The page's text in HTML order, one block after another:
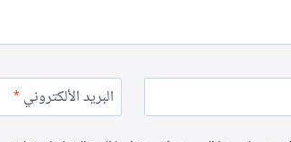
البريد الألكتروني*